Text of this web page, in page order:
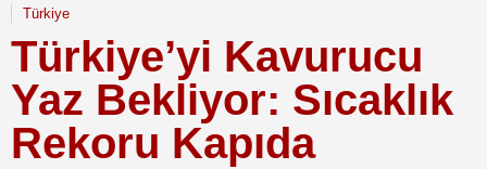
Türkiye
Türkiye’yi Kavurucu
Yaz Bekliyor: Sıcaklık
Rekoru Kapıda